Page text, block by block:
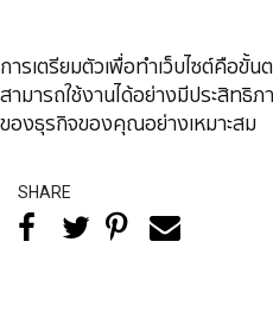
การเตรียมตัวเพื่อทำเว็บไซต์คือขั้
สามารถใช้งานได้อย่างมีประสิทธิ
ของธุรกิจของคุณอย่างเหมาะสม
SHARE